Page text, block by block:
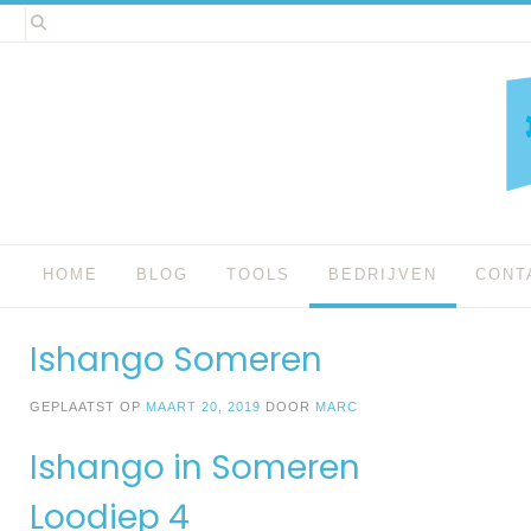
Spring
naar
HOME BLOG TOOLS BEDRIJVEN
Ishango Someren
GEPLAATST OP MAART 20, 2019 DOOR MARC
Ishango in Someren
Loodiep 4